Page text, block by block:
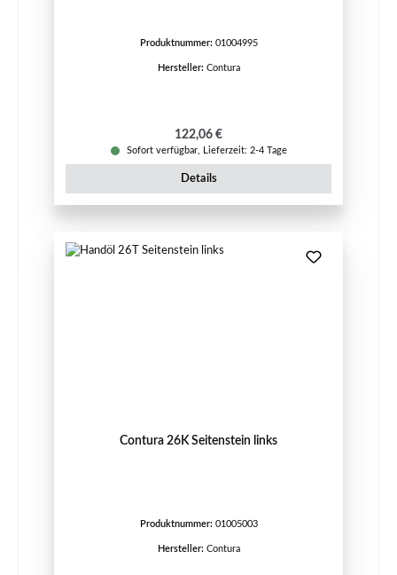
Produktnummer: 01004995
Hersteller: Contura
Regulärer Preis:
122,06 €
Sofort verfügbar, Lieferzeit: 2-4 Tage
Details
Contura 26K Seitenstein links
Produktnummer: 01005003
Hersteller: Contura